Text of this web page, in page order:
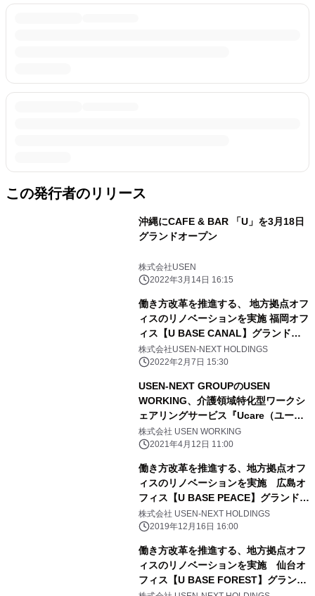
この発行者のリリース
沖縄にCAFE & BAR 「U」を3月18日
グランドオープン
株式会社USEN
2022年3月14日 16:15
働き方改革を推進する、 地方拠点オフ
ィスのリノベーションを実施 福岡オフ
ィス【U BASE CANAL】グランドオ
ープン
株式会社USEN-NEXT HOLDINGS
2022年2月7日 15:30
USEN-NEXT GROUPのUSEN
WORKING、介護領域特化型ワークシ
ェアリングサービス『Ucare（ユーケ
ア）』を提供開始
株式会社 USEN WORKING
2021年4月12日 11:00
働き方改革を推進する、地方拠点オフ
ィスのリノベーションを実施 広島オ
フィス【U BASE PEACE】グランドオ
ープン
株式会社 USEN-NEXT HOLDINGS
2019年12月16日 16:00
働き方改革を推進する、地方拠点オフ
ィスのリノベーションを実施 仙台オ
フィス【U BASE FOREST】グランド